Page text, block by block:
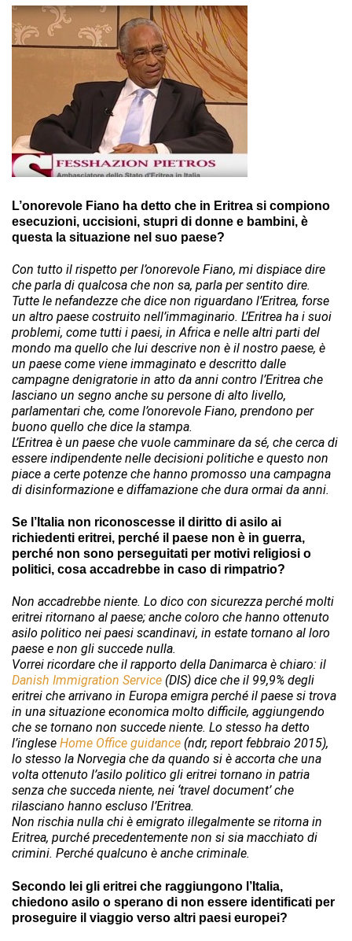
L’onorevole Fiano ha detto che in Eritrea si compiono
esecuzioni, uccisioni, stupri di donne e bambini, è
questa la situazione nel suo paese?
Con tutto il rispetto per l’onorevole Fiano, mi dispiace dire
che parla di qualcosa che non sa, parla per sentito dire.
Tutte le nefandezze che dice non riguardano l’Eritrea, forse
un altro paese costruito nell’immaginario. L’Eritrea ha i suoi
problemi, come tutti i paesi, in Africa e nelle altri parti del
mondo ma quello che lui descrive non è il nostro paese, è
un paese come viene immaginato e descritto dalle
campagne denigratorie in atto da anni contro l’Eritrea che
lasciano un segno anche su persone di alto livello,
parlamentari che, come l’onorevole Fiano, prendono per
buono quello che dice la stampa.
L’Eritrea è un paese che vuole camminare da sé, che cerca di
essere indipendente nelle decisioni politiche e questo non
piace a certe potenze che hanno promosso una campagna
di disinformazione e diffamazione che dura ormai da anni.
Se l’Italia non riconoscesse il diritto di asilo ai
richiedenti eritrei, perché il paese non è in guerra,
perché non sono perseguitati per motivi religiosi o
politici, cosa accadrebbe in caso di rimpatrio?
Non accadrebbe niente. Lo dico con sicurezza perché molti
eritrei ritornano al paese; anche coloro che hanno ottenuto
asilo politico nei paesi scandinavi, in estate tornano al loro
paese e non gli succede nulla.
Vorrei ricordare che il rapporto della Danimarca è chiaro: il
Danish Immigration Service (DIS) dice che il 99,9% degli
eritrei che arrivano in Europa emigra perché il paese si trova
in una situazione economica molto difficile, aggiungendo
che se tornano non succede niente. Lo stesso ha detto
l’inglese Home Office guidance (ndr, report febbraio 2015),
lo stesso la Norvegia che da quando si è accorta che una
volta ottenuto l’asilo politico gli eritrei tornano in patria
senza che succeda niente, nei ‘travel document’ che
rilasciano hanno escluso l’Eritrea.
Non rischia nulla chi è emigrato illegalmente se ritorna in
Eritrea, purché precedentemente non si sia macchiato di
crimini. Perché qualcuno è anche criminale.
Secondo lei gli eritrei che raggiungono l’Italia,
chiedono asilo o sperano di non essere identificati per
proseguire il viaggio verso altri paesi europei?